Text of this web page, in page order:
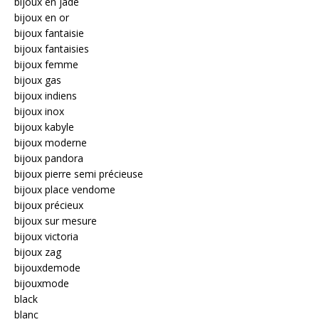
bijoux en or
bijoux fantaisie
bijoux fantaisies
bijoux femme
bijoux gas
bijoux indiens
bijoux inox
bijoux kabyle
bijoux moderne
bijoux pandora
bijoux pierre semi précieuse
bijoux place vendome
bijoux précieux
bijoux sur mesure
bijoux victoria
bijoux zag
bijouxdemode
bijouxmode
black
blanc